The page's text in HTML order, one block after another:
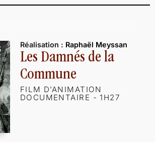
Réalisation : Raphaël Meyssan
Les Damnés de la
Commune
FILM D’ANIMATION
DOCUMENTAIRE - 1H27